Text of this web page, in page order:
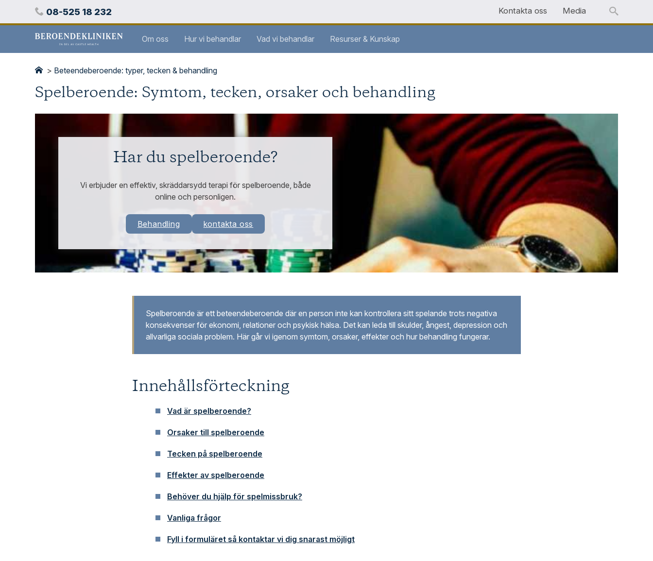
Telefon
08-525 18 232 Kontakta oss Media
Stockholms
Om oss Hur vi behandlar Vad vi behandlar Resurser & Kunskap
> Beteendeberoende: typer, tecken & behandling
Spelberoende: Symtom, tecken, orsaker och behandling
Har du spelberoende?
Vi erbjuder en effektiv, skräddarsydd terapi för spelberoende, både
online och personligen.
Behandling kontakta oss
Spelberoende är ett beteendeberoende där en person inte kan kontrollera sitt spelande trots negativa
konsekvenser för ekonomi, relationer och psykisk hälsa. Det kan leda till skulder, ångest, depression och
allvarliga sociala problem. Här går vi igenom symtom, orsaker, effekter och hur behandling fungerar.
Innehållsförteckning
Vad är spelberoende?
Orsaker till spelberoende
Tecken på spelberoende
Effekter av spelberoende
Behöver du hjälp för spelmissbruk?
Vanliga frågor
Fyll i formuläret så kontaktar vi dig snarast möjligt